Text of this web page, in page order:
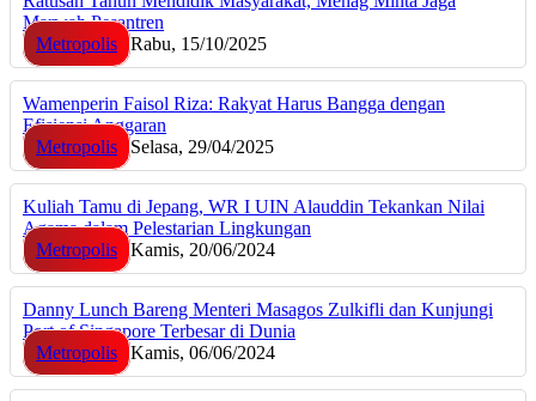
Marwah Pesantren
Metropolis
Rabu, 15/10/2025
Wamenperin Faisol Riza: Rakyat Harus Bangga dengan
Efisiensi Anggaran
Metropolis
Selasa, 29/04/2025
Kuliah Tamu di Jepang, WR I UIN Alauddin Tekankan Nilai
Agama dalam Pelestarian Lingkungan
Metropolis
Kamis, 20/06/2024
Danny Lunch Bareng Menteri Masagos Zulkifli dan Kunjungi
Port of Singapore Terbesar di Dunia
Metropolis
Kamis, 06/06/2024